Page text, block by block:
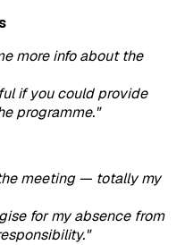
more info about the
if you could provide
programme."
meeting — totally my
for my absence from